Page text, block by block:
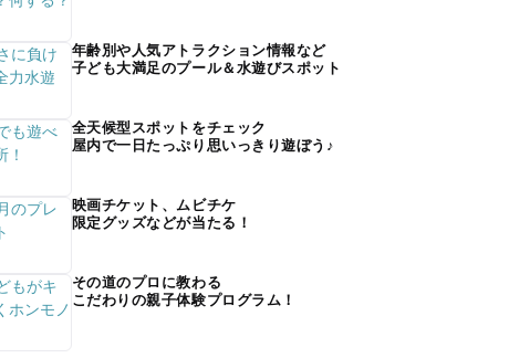
年齢別や人気アトラクション情報など
子ども大満足のプール＆水遊びスポット
全天候型スポットをチェック
屋内で一日たっぷり思いっきり遊ぼう♪
映画チケット、ムビチケ
限定グッズなどが当たる！
その道のプロに教わる
こだわりの親子体験プログラム！